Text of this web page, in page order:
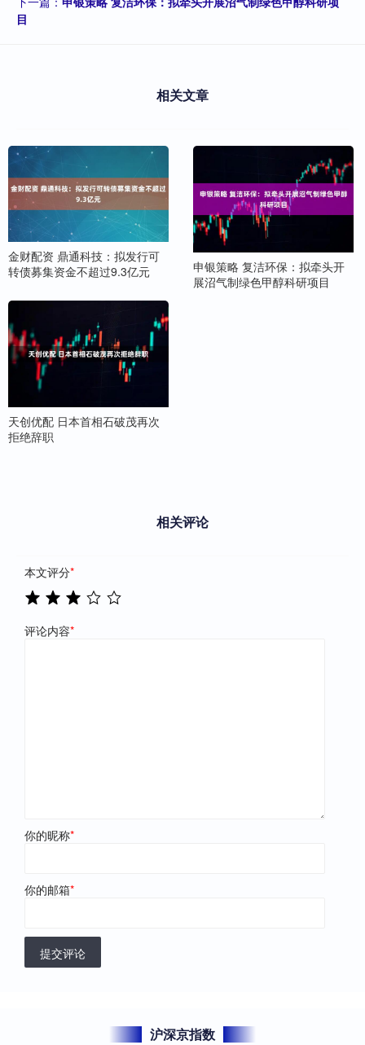
目
相关文章
金财配资 鼎通科技：拟发行可
转债募集资金不超过9.3亿元
申银策略 复洁环保：拟牵头开
展沼气制绿色甲醇科研项目
天创优配 日本首相石破茂再次
拒绝辞职
相关评论
本文评分*
评论内容*
你的昵称*
你的邮箱*
提交评论
沪深京指数